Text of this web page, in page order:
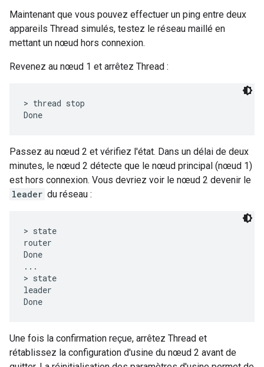
Maintenant que vous pouvez effectuer un ping entre deux
appareils Thread simulés, testez le réseau maillé en
mettant un nœud hors connexion.
Revenez au nœud 1 et arrêtez Thread :
> thread stop
Passez au nœud 2 et vérifiez l'état. Dans un délai de deux
minutes, le nœud 2 détecte que le nœud principal (nœud 1)
est hors connexion. Vous devriez voir le nœud 2 devenir le
leader du réseau :
> state
router
Done
...
> state
leader
Une fois la confirmation reçue, arrêtez Thread et
rétablissez la configuration d'usine du nœud 2 avant de